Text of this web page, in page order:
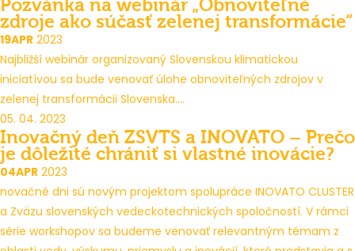
Pozvánka na webinár „Obnoviteľné
zdroje ako súčasť zelenej transformácie“
19APR 2023
Najbližší webinár organizovaný Slovenskou klimatickou
iniciatívou sa bude venovať úlohe obnoviteľných zdrojov v
zelenej transformácii Slovenska....
05. 04. 2023
Inovačný deň ZSVTS a INOVATO – Prečo
je dôležité chrániť si vlastné inovácie?
04APR 2023
novačné dni sú novým projektom spolupráce INOVATO CLUSTER
a Zväzu slovenských vedeckotechnických spoločností. V rámci
série workshopov sa budeme venovať relevantným témam z